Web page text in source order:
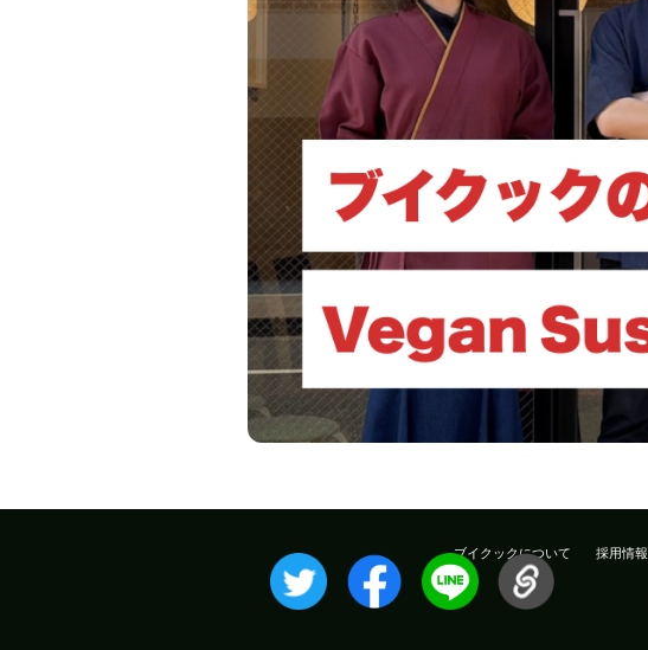
ブイクックについて 採用情報